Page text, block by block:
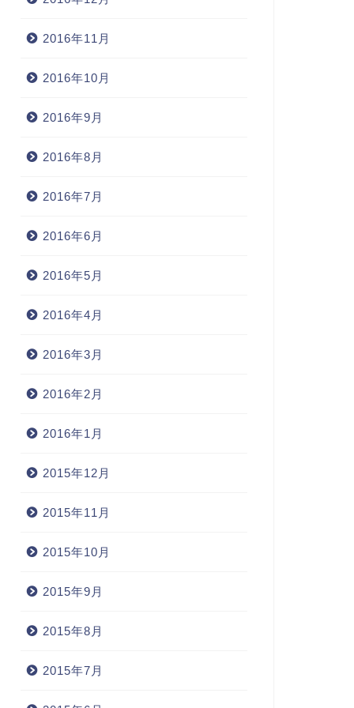
2016年11月
2016年10月
2016年9月
2016年8月
2016年7月
2016年6月
2016年5月
2016年4月
2016年3月
2016年2月
2016年1月
2015年12月
2015年11月
2015年10月
2015年9月
2015年8月
2015年7月